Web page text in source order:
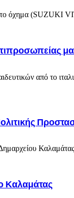
όχημα (SUZUKI
από το
Καλαμάτας